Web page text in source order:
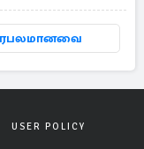
USER POLICY